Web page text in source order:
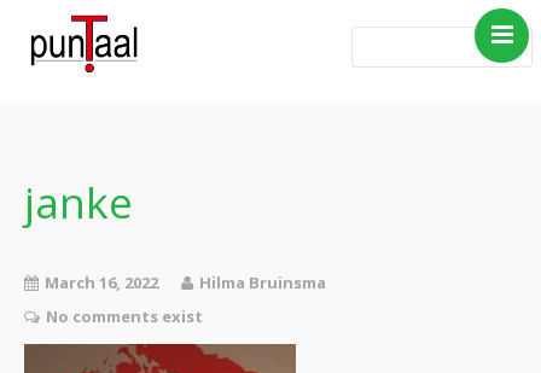
Boeken
Gedichten
Contact
janke
March 16, 2022
Hilma Bruinsma
No comments exist